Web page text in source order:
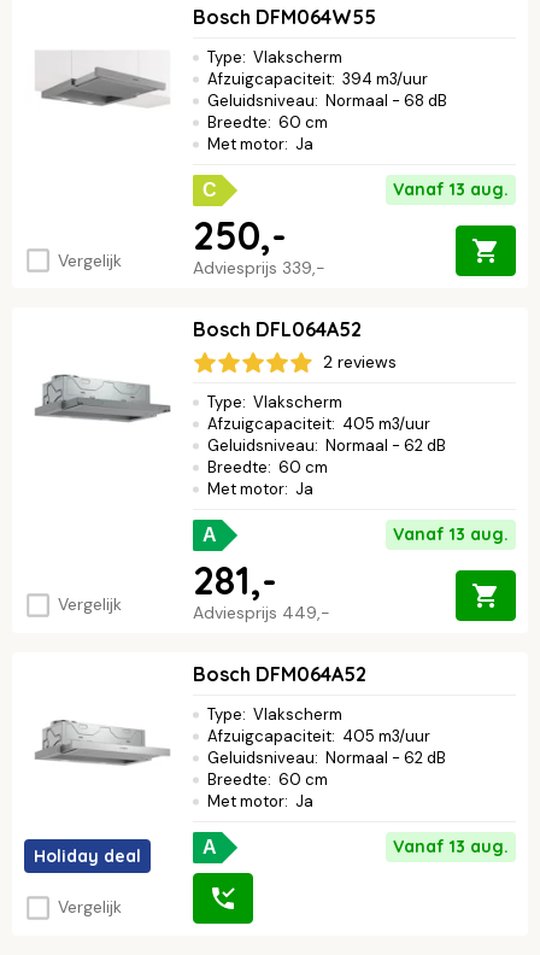
Vergelijk
Bosch DFM064W55
Type: Vlakscherm
Afzuigcapaciteit: 394 m3/uur
Geluidsniveau: Normaal - 68 dB
Breedte: 60 cm
Met motor: Ja
C Vanaf 13 aug.
Adviesprijs 339,-
250,-
Vergelijk
Bosch DFL064A52
2 reviews
Type: Vlakscherm
Afzuigcapaciteit: 405 m3/uur
Geluidsniveau: Normaal - 62 dB
Breedte: 60 cm
Met motor: Ja
A Vanaf 13 aug.
Adviesprijs 449,-
281,-
Holiday deal
Vergelijk
Bosch DFM064A52
Type: Vlakscherm
Afzuigcapaciteit: 405 m3/uur
Geluidsniveau: Normaal - 62 dB
Breedte: 60 cm
Met motor: Ja
A Vanaf 13 aug.